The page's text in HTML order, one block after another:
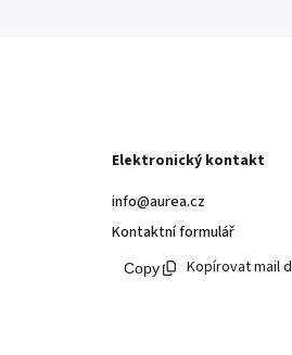
Elektronický kontakt
info@aurea.cz
Kontaktní formulář
Kopírovat mail